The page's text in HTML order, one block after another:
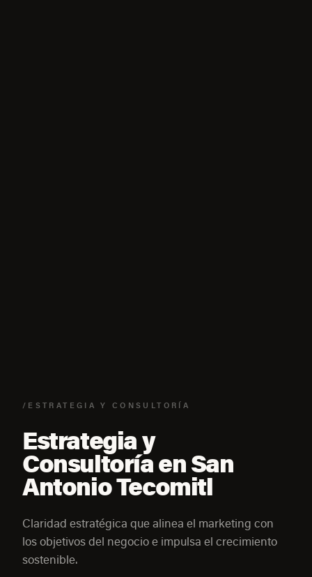
/ESTRATEGIA Y CONSULTORÍA
Estrategia y
Consultoría en San
Antonio Tecomitl
Claridad estratégica que alinea el marketing con
los objetivos del negocio e impulsa el crecimiento
sostenible.